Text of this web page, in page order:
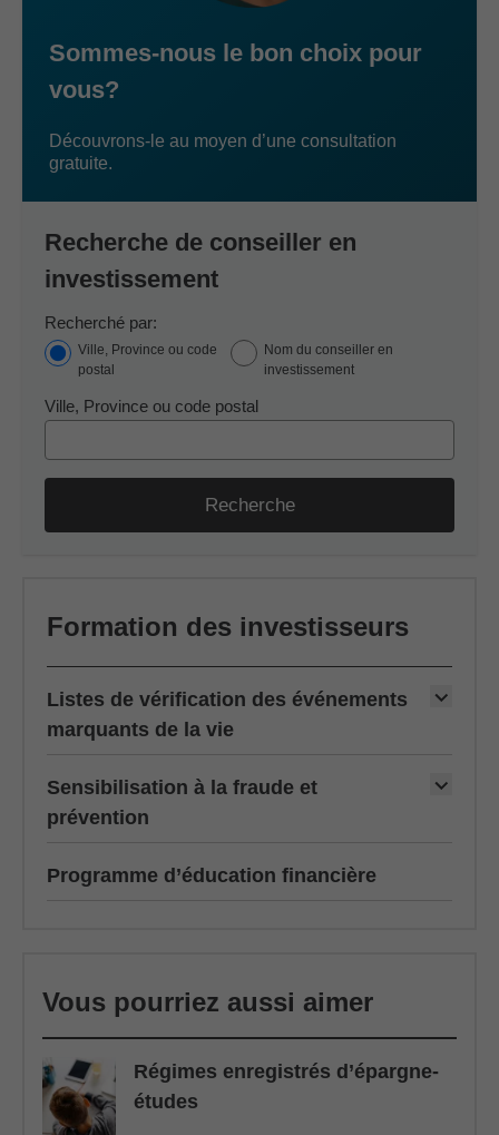
Sommes-nous le bon choix pour
vous?
Découvrons-le au moyen d’une consultation
gratuite.
Recherche de conseiller en
investissement
Recherché par:
Ville, Province ou code
postal
Nom du conseiller en
investissement
Ville, Province ou code postal
Recherche
Formation des investisseurs
Listes de vérification des événements
marquants de la vie
Sensibilisation à la fraude et
prévention
Programme d’éducation financière
Vous pourriez aussi aimer
Régimes enregistrés d’épargne-
études